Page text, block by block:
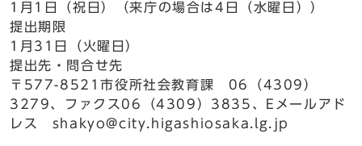
1月1日（祝日）（来庁の場合は4日（水曜日））
提出期限
1月31日（火曜日）
提出先・問合せ先
〒577-8521市役所社会教育課 06（4309）
3279、ファクス06（4309）3835、Eメールアド
レス shakyo@city.higashiosaka.lg.jp